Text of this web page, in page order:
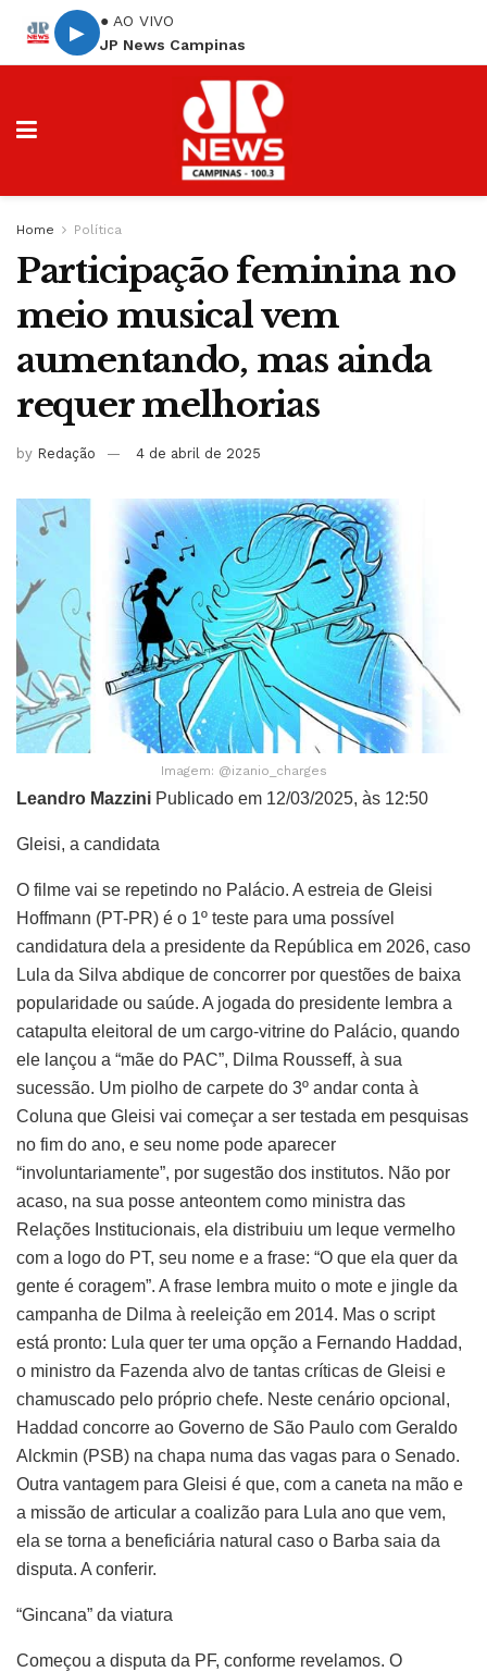
▶
● AO VIVO
JP News Campinas
Home Política
Participação feminina no
meio musical vem
aumentando, mas ainda
requer melhorias
by Redação 4 de abril de 2025
Imagem: @izanio_charges
Leandro Mazzini Publicado em 12/03/2025, às 12:50
Gleisi, a candidata
O filme vai se repetindo no Palácio. A estreia de Gleisi
Hoffmann (PT-PR) é o 1º teste para uma possível
candidatura dela a presidente da República em 2026, caso
Lula da Silva abdique de concorrer por questões de baixa
popularidade ou saúde. A jogada do presidente lembra a
catapulta eleitoral de um cargo-vitrine do Palácio, quando
ele lançou a “mãe do PAC”, Dilma Rousseff, à sua
sucessão. Um piolho de carpete do 3º andar conta à
Coluna que Gleisi vai começar a ser testada em pesquisas
no fim do ano, e seu nome pode aparecer
“involuntariamente”, por sugestão dos institutos. Não por
acaso, na sua posse anteontem como ministra das
Relações Institucionais, ela distribuiu um leque vermelho
com a logo do PT, seu nome e a frase: “O que ela quer da
gente é coragem”. A frase lembra muito o mote e jingle da
campanha de Dilma à reeleição em 2014. Mas o script
está pronto: Lula quer ter uma opção a Fernando Haddad,
o ministro da Fazenda alvo de tantas críticas de Gleisi e
chamuscado pelo próprio chefe. Neste cenário opcional,
Haddad concorre ao Governo de São Paulo com Geraldo
Alckmin (PSB) na chapa numa das vagas para o Senado.
Outra vantagem para Gleisi é que, com a caneta na mão e
a missão de articular a coalizão para Lula ano que vem,
ela se torna a beneficiária natural caso o Barba saia da
disputa. A conferir.
“Gincana” da viatura
Começou a disputa da PF, conforme revelamos. O